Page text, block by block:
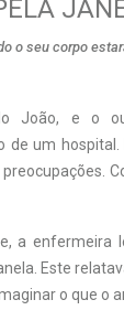
o seu corpo
João, e o
de um hospital.
a enfermeira
Este
o que o